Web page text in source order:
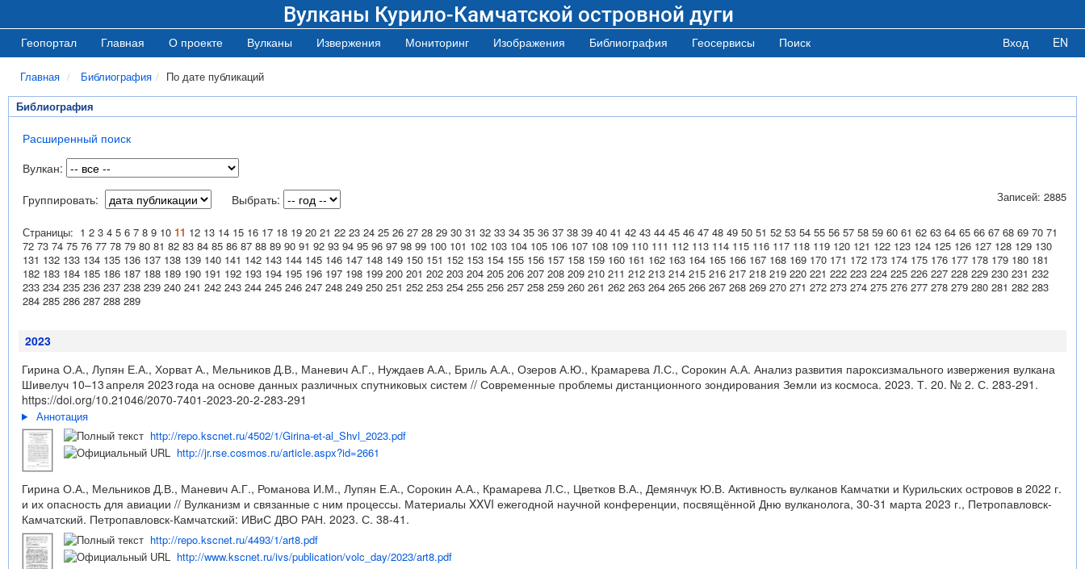
Вулканы Курило-Камчатской островной дуги
Геопортал Главная О проекте Вулканы Извержения Мониторинг Изображения Библиография Геосервисы Поиск Вход EN
Главная Библиография По дате публикаций
Библиография
Расширенный поиск
Вулкан:
Группировать:
Выбрать: Записей: 2885
Страницы: 1 2 3 4 5 6 7 8 9 10 11 12 13 14 15 16 17 18 19 20 21 22 23 24 25 26 27 28 29 30 31 32 33 34 35 36 37 38 39 40 41 42 43 44 45 46 47 48 49 50 51 52 53 54 55 56 57 58 59 60 61 62 63 64 65 66 67 68 69 70 71
72 73 74 75 76 77 78 79 80 81 82 83 84 85 86 87 88 89 90 91 92 93 94 95 96 97 98 99 100 101 102 103 104 105 106 107 108 109 110 111 112 113 114 115 116 117 118 119 120 121 122 123 124 125 126 127 128 129 130
131 132 133 134 135 136 137 138 139 140 141 142 143 144 145 146 147 148 149 150 151 152 153 154 155 156 157 158 159 160 161 162 163 164 165 166 167 168 169 170 171 172 173 174 175 176 177 178 179 180 181
182 183 184 185 186 187 188 189 190 191 192 193 194 195 196 197 198 199 200 201 202 203 204 205 206 207 208 209 210 211 212 213 214 215 216 217 218 219 220 221 222 223 224 225 226 227 228 229 230 231 232
233 234 235 236 237 238 239 240 241 242 243 244 245 246 247 248 249 250 251 252 253 254 255 256 257 258 259 260 261 262 263 264 265 266 267 268 269 270 271 272 273 274 275 276 277 278 279 280 281 282 283
284 285 286 287 288 289
2023
Гирина О.А., Лупян Е.А., Хорват А., Мельников Д.В., Маневич А.Г., Нуждаев А.А., Бриль А.А., Озеров А.Ю., Крамарева Л.С., Сорокин А.А. Анализ развития пароксизмального извержения вулкана
Шивелуч 10–13 апреля 2023 года на основе данных различных спутниковых систем // Современные проблемы дистанционного зондирования Земли из космоса. 2023. Т. 20. № 2. С. 283-291.
https://doi.org/10.21046/2070-7401-2023-20-2-283-291
Аннотация
http://repo.kscnet.ru/4502/1/Girina-et-al_Shvl_2023.pdf
http://jr.rse.cosmos.ru/article.aspx?id=2661
Гирина О.А., Мельников Д.В., Маневич А.Г., Романова И.М., Лупян Е.А., Сорокин А.А., Крамарева Л.С., Цветков В.А., Демянчук Ю.В. Активность вулканов Камчатки и Курильских островов в 2022 г.
и их опасность для авиации // Вулканизм и связанные с ним процессы. Материалы XXVI ежегодной научной конференции, посвящённой Дню вулканолога, 30-31 марта 2023 г., Петропавловск-
Камчатский. Петропавловск-Камчатский: ИВиС ДВО РАН. 2023. С. 38-41.
http://repo.kscnet.ru/4493/1/art8.pdf
http://www.kscnet.ru/ivs/publication/volc_day/2023/art8.pdf